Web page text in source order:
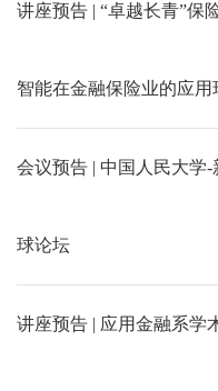
讲座预告 | “卓越长青”保
智能在金融保险业的应用
会议预告 | 中国人民大学
球论坛
讲座预告 | 应用金融系学